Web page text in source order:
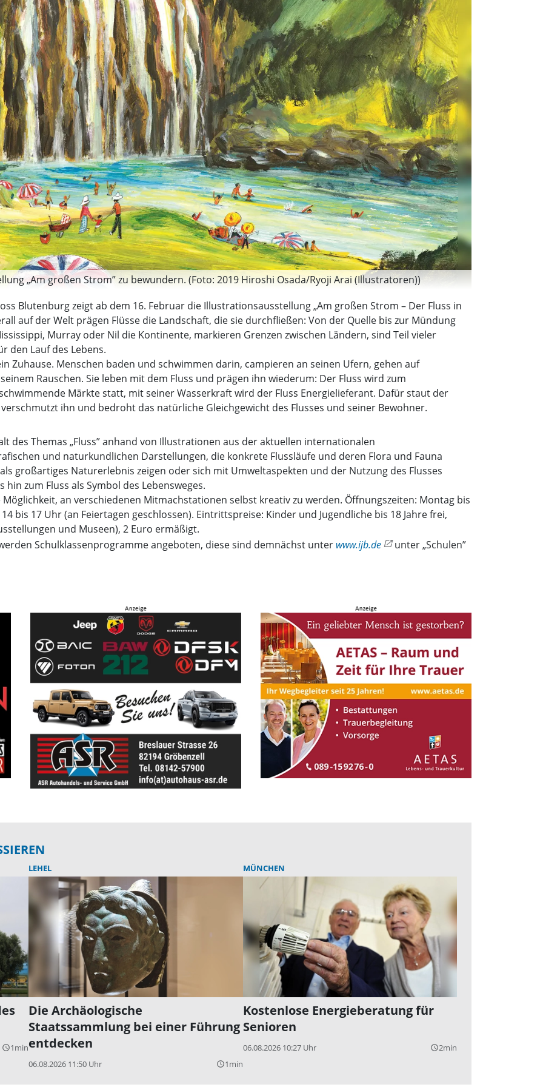
„Am großen Strom” zu bewundern. (Foto: 2019 Hiroshi Osada/Ryoji Arai (Illustratoren))
Blutenburg zeigt ab dem 16. Februar die Illustrationsausstellung „Am großen Strom – Der Fluss in
auf der Welt prägen Flüsse die Landschaft, die sie durchfließen: Von der Quelle bis zur Mündung
Murray oder Nil die Kontinente, markieren Grenzen zwischen Ländern, sind Teil vieler
den Lauf des Lebens.
Zuhause. Menschen baden und schwimmen darin, campieren an seinen Ufern, gehen auf
Rauschen. Sie leben mit dem Fluss und prägen ihn wiederum: Der Fluss wird zum
Märkte statt, mit seiner Wasserkraft wird der Fluss Energielieferant. Dafür staut der
ihn und bedroht das natürliche Gleichgewicht des Flusses und seiner Bewohner.
des Themas „Fluss” anhand von Illustrationen aus der aktuellen internationalen
und naturkundlichen Darstellungen, die konkrete Flussläufe und deren Flora und Fauna
großartiges Naturerlebnis zeigen oder sich mit Umweltaspekten und der Nutzung des Flusses
zum Fluss als Symbol des Lebensweges.
an verschiedenen Mitmachstationen selbst kreativ zu werden. Öffnungszeiten: Montag bis
bis 17 Uhr (an Feiertagen geschlossen). Eintrittspreise: Kinder und Jugendliche bis 18 Jahre frei,
und Museen), 2 Euro ermäßigt.
Schulklassenprogramme angeboten, diese sind demnächst unter www.ijb.de
unter „Schulen”
query_builder1min
LEHEL
Die Archäologische
Staatssammlung bei einer Führung
entdecken
06.08.2026 11:50 Uhr query_builder1min
MÜNCHEN
Kostenlose Energieberatung für
Senioren
06.08.2026 10:27 Uhr query_builder2min